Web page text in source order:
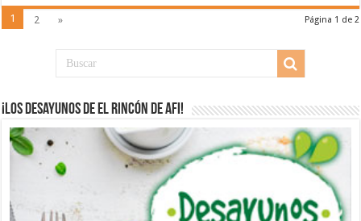
Página 1 de 2
1 2 »
¡Los desayunos de El Rincón de Afi!